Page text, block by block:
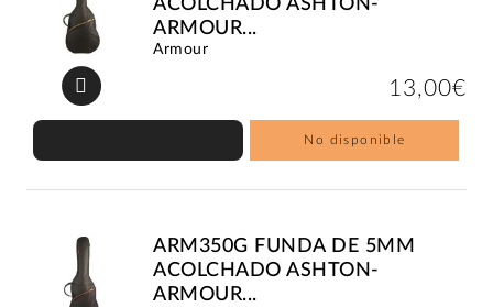
ACOLCHADO ASHTON-
ARMOUR...
Armour
13,00€
No disponible
ARM350G FUNDA DE 5MM
ACOLCHADO ASHTON-
ARMOUR...